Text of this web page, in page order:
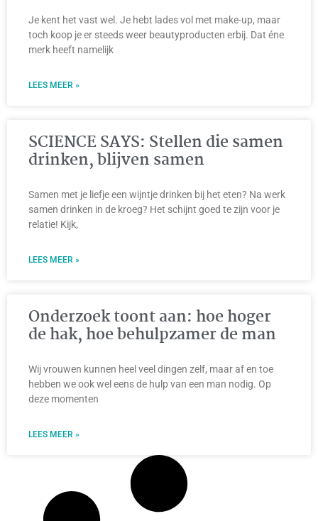
Je kent het vast wel. Je hebt lades vol met make-up, maar
toch koop je er steeds weer beautyproducten erbij. Dat éne
merk heeft namelijk
LEES MEER »
SCIENCE SAYS: Stellen die samen
drinken, blijven samen
Samen met je liefje een wijntje drinken bij het eten? Na werk
samen drinken in de kroeg? Het schijnt goed te zijn voor je
relatie! Kijk,
LEES MEER »
Onderzoek toont aan: hoe hoger
de hak, hoe behulpzamer de man
Wij vrouwen kunnen heel veel dingen zelf, maar af en toe
hebben we ook wel eens de hulp van een man nodig. Op
deze momenten
LEES MEER »